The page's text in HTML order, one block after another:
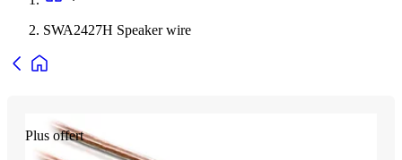
SWA2427H Speaker wire
Plus offert